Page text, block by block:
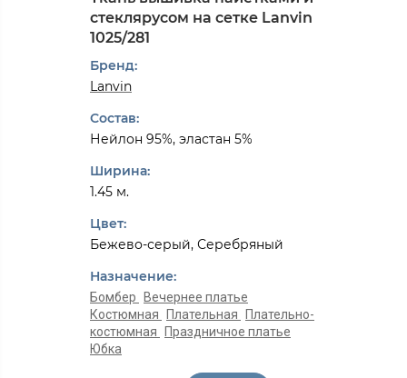
стеклярусом на сетке Lanvin
1025/281
Бренд:
Lanvin
Состав:
Нейлон 95%, эластан 5%
Ширина:
1.45 м.
Цвет:
Бежево-серый, Серебряный
Назначение:
Бомбер
Вечернее платье
Костюмная
Плательная
Плательно-
костюмная
Праздничное платье
Юбка